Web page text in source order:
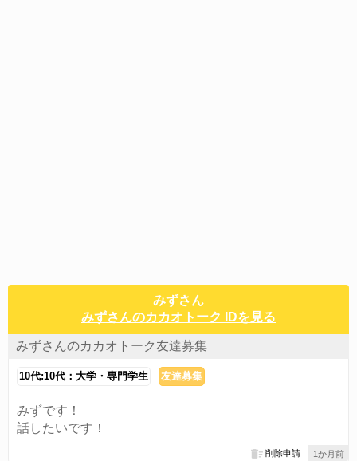
みずさん
みずさんのカカオトーク IDを見る
みずさんのカカオトーク友達募集
10代:10代：大学・専門学生 友達募集
みずです！
話したいです！
1か月前
削除申請